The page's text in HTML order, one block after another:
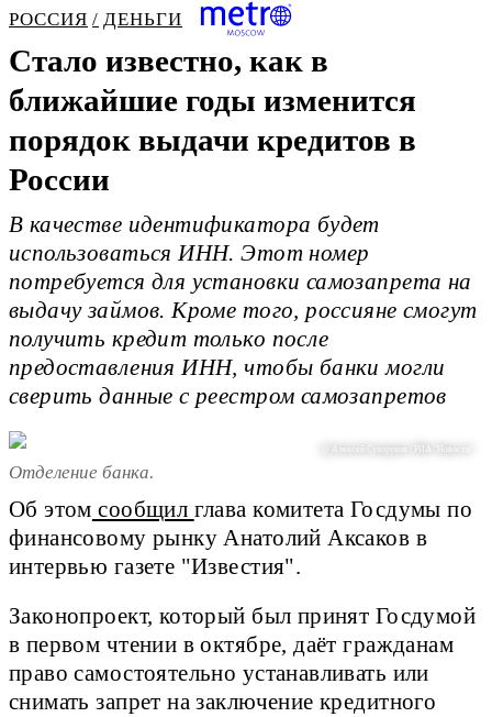
РОССИЯ ДЕНЬГИ
Стало известно, как в
ближайшие годы изменится
порядок выдачи кредитов в
России
В качестве идентификатора будет
использоваться ИНН. Этот номер
потребуется для установки самозапрета на
выдачу займов. Кроме того, россияне смогут
получить кредит только после
предоставления ИНН, чтобы банки могли
сверить данные с реестром самозапретов
@ Алексей Сухоруков / РИА "Новости"
Отделение банка.
Об этом сообщил глава комитета Госдумы по
финансовому рынку Анатолий Аксаков в
интервью газете "Известия".
Законопроект, который был принят Госдумой
в первом чтении в октябре, даёт гражданам
право самостоятельно устанавливать или
снимать запрет на заключение кредитного